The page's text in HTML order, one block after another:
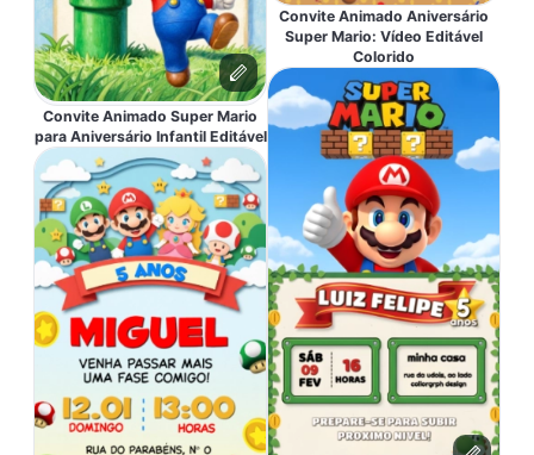
Convite Animado Super Mario
para Aniversário Infantil Editável
Convite Animado Aniversário
Super Mario: Vídeo Editável
Colorido